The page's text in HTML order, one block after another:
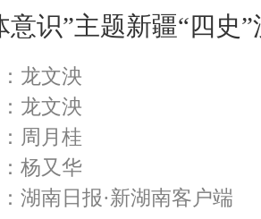
意识”主题新疆“四史
龙文泱
龙文泱
周月桂
杨又华
湖南日报·新湖南客户端